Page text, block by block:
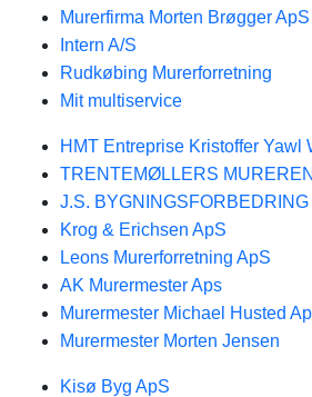
Murerfirma Morten Brøgger ApS
Intern A/S
Rudkøbing Murerforretning
Mit multiservice
HMT Entreprise Kristoffer Yawl
TRENTEMØLLERS
J.S. BYGNINGSFORBEDRING
Krog & Erichsen ApS
Leons Murerforretning ApS
AK Murermester Aps
Murermester Michael Husted
Murermester Morten Jensen
Kisø Byg ApS